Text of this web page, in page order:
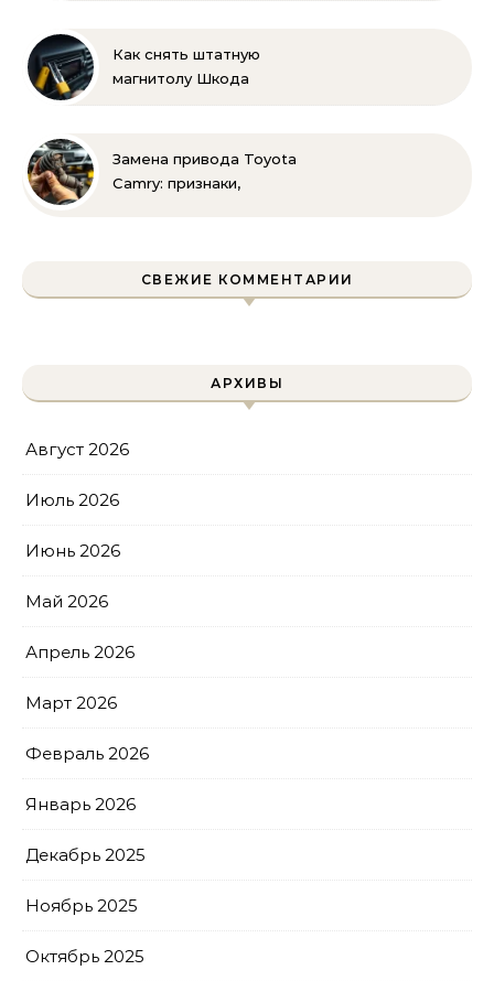
Как снять штатную
магнитолу Шкода
руками
Замена привода Toyota
Camry: признаки,
СВЕЖИЕ КОММЕНТАРИИ
АРХИВЫ
Август 2026
Июль 2026
Июнь 2026
Май 2026
Апрель 2026
Март 2026
Февраль 2026
Январь 2026
Декабрь 2025
Ноябрь 2025
Октябрь 2025